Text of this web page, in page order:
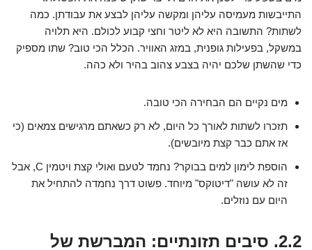
התייבשות מעמיסה עליהן ומקשה עליהן לבצע את עבודתן. כמה
לשתות? התשובה היא לא ליטר וחצי קבוע לכולם. היא תלויה
במשקל, בפעילות גופנית, במזג האוויר. הכלל הכי טוב? שתו מספיק
כדי שהשתן שלכם יהיה בצבע צהוב בהיר ולא כהה.
מים נקיים הם הבחירה הכי טובה.
תזכרו לשתות לאורך כל היום, לא רק כשאתם מרגישים צמאים (כי
אז אתם כבר קצת מיובשים).
הוספת לימון למים בבוקר? נחמד לטעם ואולי קצת ויטמין C, אבל
זה לא עושה "דיטוקס" מיוחד. פשוט דרך נחמדה להתחיל את
היום עם נוזלים.
2.2. סיבים תזונתיים: המברשת של